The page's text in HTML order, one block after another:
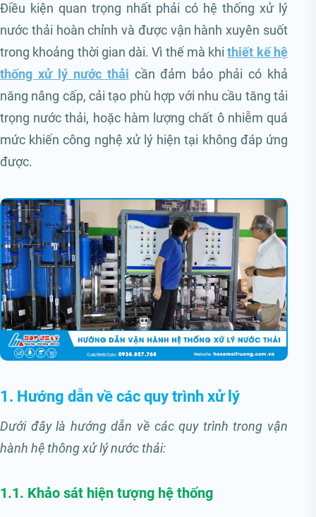
Điều kiện quan trọng nhất phải có hệ thống xử lý
nước thải hoàn chỉnh và được vận hành xuyên suốt
trong khoảng thời gian dài. Vì thế mà khithiết kế hệ
thống xử lý nước thải cần đảm bảo phải có khả
năng nâng cấp, cải tạo phù hợp với nhu cầu tăng tải
trọng nước thải, hoặc hàm lượng chất ô nhiễm quá
mức khiến công nghệ xử lý hiện tại không đáp ứng
được.
1. Hướng dẫn về các quy trình xử lý
Dưới đây là hướng dẫn về các quy trình trong vận
hành hệ thông xử lý nước thải:
1.1. Khảo sát hiện tượng hệ thống